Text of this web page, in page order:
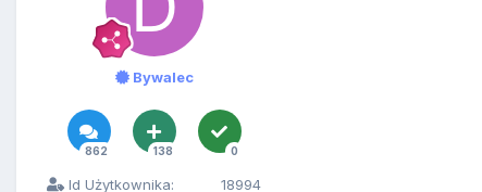
Bywalec
862 138 0
Id Użytkownika:
18994